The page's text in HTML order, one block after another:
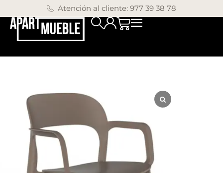
Atención al cliente: 977 39 38 78